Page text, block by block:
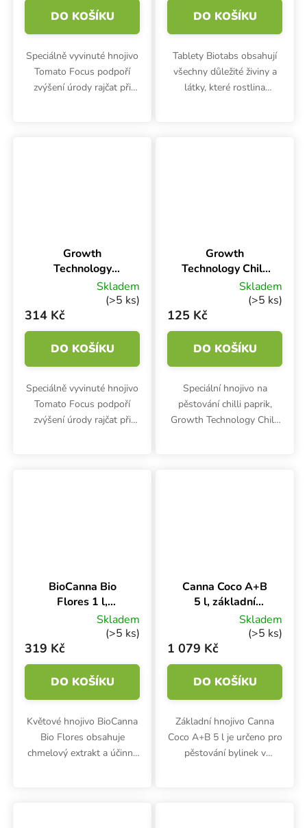
DO KOŠÍKU
Speciálně vyvinuté hnojivo
Tomato Focus podpoří
zvýšení úrody rajčat při
DO KOŠÍKU
Tablety Biotabs obsahují
všechny důležité živiny a
látky, které rostlina
Growth
Technology
Tomato Focus 1 l,
na rajčata
Skladem
(>5 ks)
314 Kč
DO KOŠÍKU
Speciálně vyvinuté hnojivo
Tomato Focus podpoří
zvýšení úrody rajčat při
Growth
Technology Chilli
Focus 300 ml,
hnojivo na chilli
papričky
Skladem
(>5 ks)
125 Kč
DO KOŠÍKU
Speciální hnojivo na
pěstování chilli paprik,
Growth Technology Chilli
BioCanna Bio
Flores 1 l,
základní hnojivo
Skladem
(>5 ks)
319 Kč
DO KOŠÍKU
Květové hnojivo BioCanna
Bio Flores obsahuje
chmelový extrakt a účinné
Canna Coco A+B
5 l, základní
hnojivo na růst a
Skladem
(>5 ks)
1 079 Kč
DO KOŠÍKU
Základní hnojivo Canna
Coco A+B 5 l je určeno pro
pěstování bylinek v